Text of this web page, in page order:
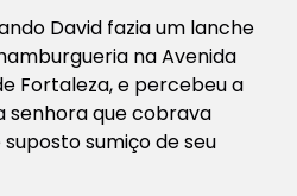
David fazia um lanche
na Avenida
Fortaleza, e percebeu a
senhora que cobrava
sumiço de seu